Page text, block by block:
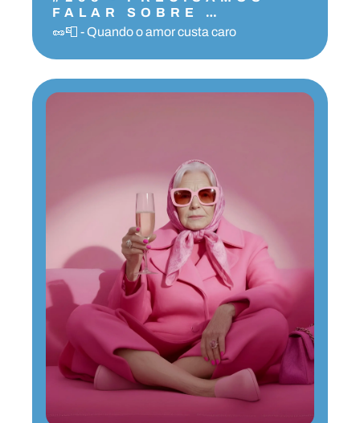
FALAR SOBRE
INFIDELIDADE
🥜📮 - Quando o amor custa caro